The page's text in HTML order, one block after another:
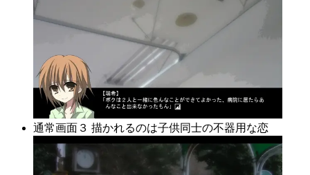
通常画面３ 描かれるのは子供同士の不器用な恋